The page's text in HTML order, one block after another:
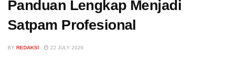
Panduan Lengkap Menjadi
Satpam Profesional
BY REDAKSI 22 JULY 2026